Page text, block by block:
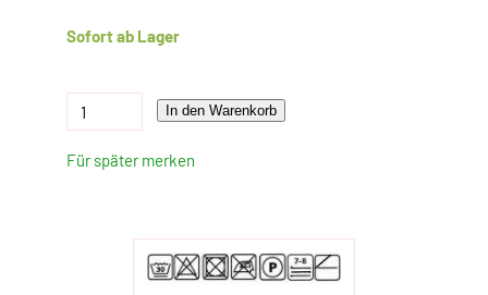
Sofort ab Lager
In den Warenkorb
Für später merken